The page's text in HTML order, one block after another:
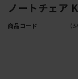
ノートチェア
商品コード （